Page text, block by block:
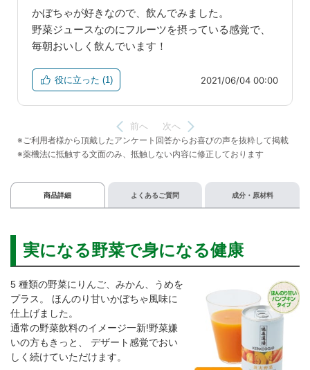
商品詳細 よくあるご質問 成分・原材料
実になる野菜で身になる健康
5 種類の野菜にりんご、みかん、うめを
プラス。 ほんのり甘いかぼちゃ風味に
仕上げました。
通常の野菜飲料のイメージ一新!野菜嫌
いの方もきっと、 デザート感覚でおい
しく続けていただけます。